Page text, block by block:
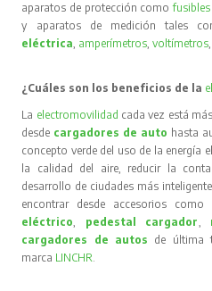
aparatos de protección comofusibles
y aparatos de medición tales
eléctrica amperímetros ,voltímetros
¿Cuáles son los beneficios de la
La electromovilidad cada vez está
desde cargadores de auto hasta
concepto verde del uso de la energía
la calidad del aire, reducir la
desarrollo de ciudades más
encontrar desde accesorios como
eléctrico
pedestal cargador
cargadores de autos de última
marca LINCHR